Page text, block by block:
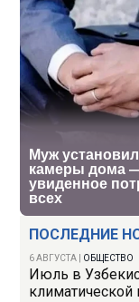
ПОСЛЕДНИЕ
6 АВГУСТА ОБЩЕСТВО
Июль в